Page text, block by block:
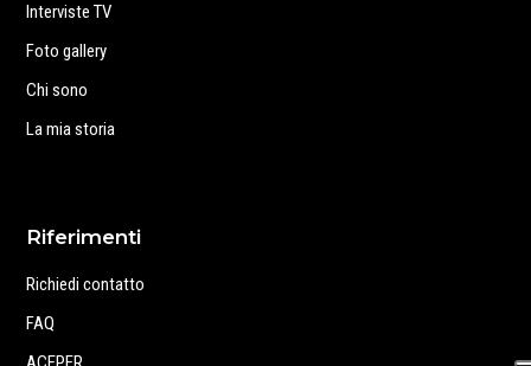
Interviste TV
Foto gallery
Chi sono
La mia storia
Riferimenti
Richiedi contatto
FAQ